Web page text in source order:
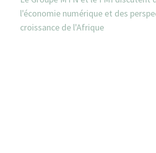
l'économie numérique et des
croissance de l'Afrique